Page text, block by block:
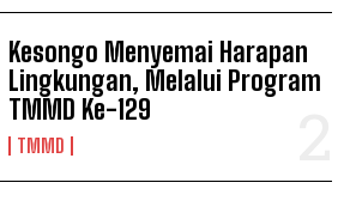
Kesongo Menyemai Harapan
Lingkungan, Melalui Program
TMMD Ke-129
TMMD